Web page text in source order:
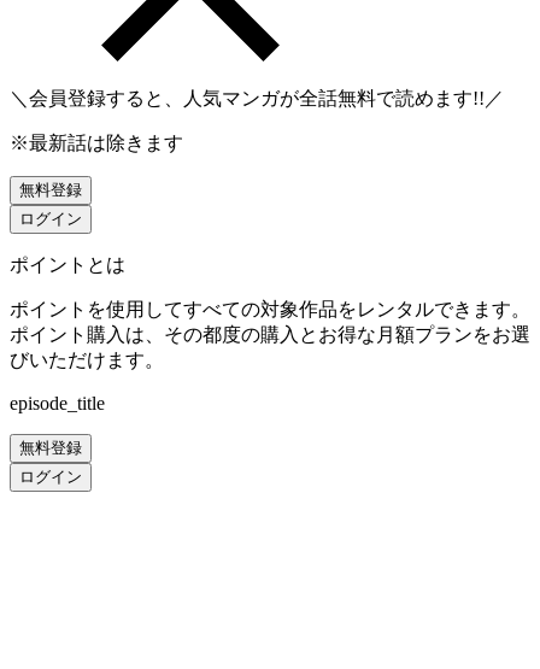
＼会員登録すると、人気マンガが全話無料で読めます!!／
※最新話は除きます
無料登録
ログイン
ポイントとは
ポイントを使用してすべての対象作品をレンタルできます。
ポイント購入は、その都度の購入とお得な月額プランをお選
びいただけます。
episode_title
無料登録
ログイン